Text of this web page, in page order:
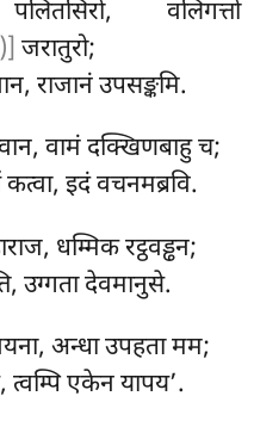
वलिगत्तो
जरातुरो;
राजानं उपसङ्कमि.
वामं दक्खिणबाहु च;
इदं वचनमब्रवि.
धम्मिक रट्ठवड्ढन;
उग्गता देवमानुसे.
अन्धा उपहता मम;
एकेन यापय’.